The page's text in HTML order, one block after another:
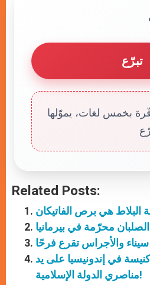
تبرّع
بخمس لغات، يموّلها
Related Posts:
البلاط هي برص الفاتيكان
الصلبان محرّمة في بيرمانيا
في إندونيسيا على يد
مناصري الدولة الإسلامية!